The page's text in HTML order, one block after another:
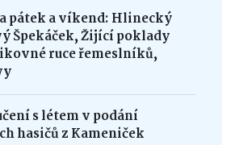
pátek a víkend: Hlinecký
Špekáček, Žijící poklady
ruce řemeslníků,
s létem v podání
hasičů z Kameniček